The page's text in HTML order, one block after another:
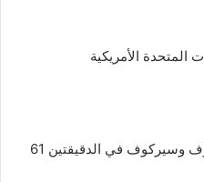
المتحدة الأمريكية
سجل للمنتخب البلغاري ستويشكوف وسيركوف في الدقيقتين 61